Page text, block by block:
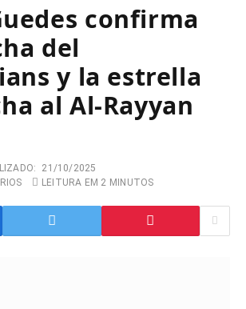
confirma
del
y la estrella
al Al-Rayyan
21/10/2025
LEITURA EM 2 MINUTOS